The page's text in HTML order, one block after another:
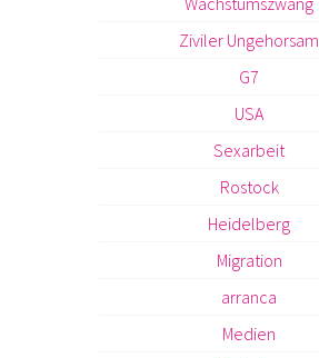
Ziviler Ungehorsam
G7
USA
Sexarbeit
Rostock
Heidelberg
Migration
arranca
Medien